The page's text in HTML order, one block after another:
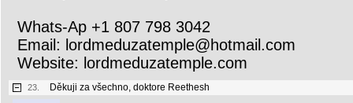
Whats-Ap +1 807 798 3042
Email: lordmeduzatemple@hotmail.com
Website: lordmeduzatemple.com
23. Děkuji za všechno, doktore Reethesh